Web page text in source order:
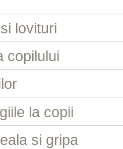
lovituri
copilului
la copii
si gripa